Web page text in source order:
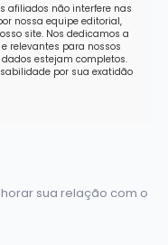
afiliados não interfere nas
nossa equipe editorial,
site. Nos dedicamos a
relevantes para nossos
estejam completos.
por sua exatidão
sua relação com o